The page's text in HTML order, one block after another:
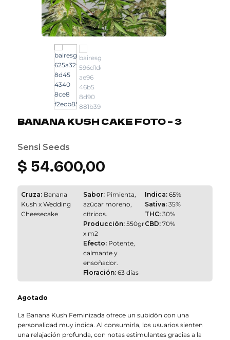
BANANA KUSH CAKE FOTO – 3
Sensi Seeds
$ 54.600,00
Cruza: Banana
Kush x Wedding
Cheesecake
Sabor:Pimienta,
azúcar moreno,
cítricos.
Producción:550gr
x m2
Efecto:Potente,
calmante y
ensoñador.
Floración:63 días
Indica: 65%
Sativa: 35%
THC: 30%
CBD: 70%
Agotado
La Banana Kush Feminizada ofrece un subidón con una
personalidad muy indica. Al consumirla, los usuarios sienten
una relajación profunda, con notas estimulantes gracias a la